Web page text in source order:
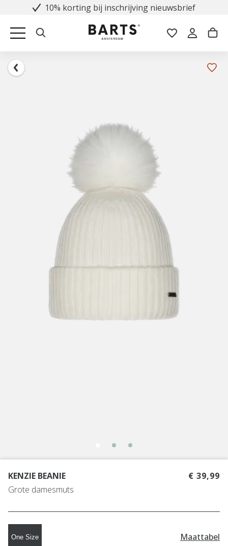
10% korting bij inschrijving nieuwsbrief
KENZIE BEANIE
Grote damesmuts
€ 39,99
One Size Maattabel